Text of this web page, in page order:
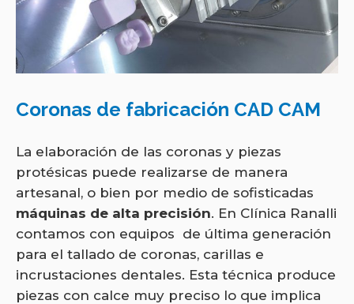
Coronas de fabricación CAD CAM
La elaboración de las coronas y piezas
protésicas puede realizarse de manera
artesanal, o bien por medio de sofisticadas
máquinas de alta precisión. En Clínica Ranalli
contamos con equipos de última generación
para el tallado de coronas, carillas e
incrustaciones dentales. Esta técnica produce
piezas con calce muy preciso lo que implica